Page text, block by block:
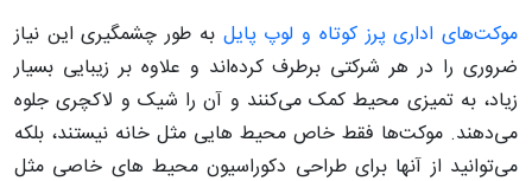
موکت‌های اداری پرز کوتاه و لوپ پایل به طور چشمگیری این نیاز
ضروری را در هر شرکتی برطرف کرده‌اند و علاوه بر زیبایی بسیار
زیاد، به تمیزی محیط کمک می‌کنند و آن را شیک و لاکچری جلوه
می‌دهند. موکت‌ها فقط خاص محیط هایی مثل خانه نیستند، بلکه
می‌توانید از آنها برای طراحی دکوراسیون محیط های خاصی مثل